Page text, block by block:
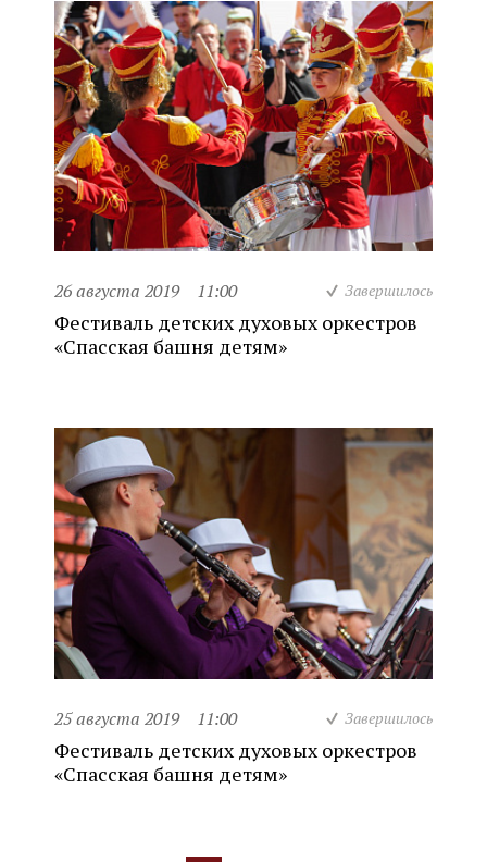
26 августа 2019 11:00 Завершилось
Фестиваль детских духовых оркестров
«Спасская башня детям»
25 августа 2019 11:00 Завершилось
Фестиваль детских духовых оркестров
«Спасская башня детям»